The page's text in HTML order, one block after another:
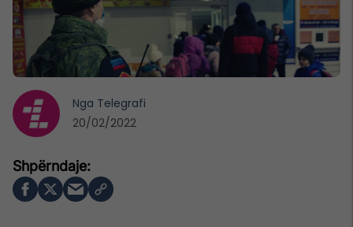
Nga Telegrafi
20/02/2022